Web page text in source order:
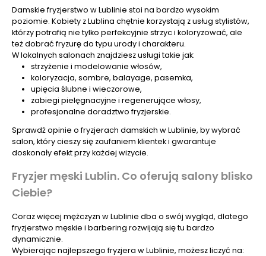
Damskie fryzjerstwo w Lublinie stoi na bardzo wysokim
poziomie. Kobiety z Lublina chętnie korzystają z usług stylistów,
którzy potrafią nie tylko perfekcyjnie strzyc i koloryzować, ale
też dobrać fryzurę do typu urody i charakteru.
W lokalnych salonach znajdziesz usługi takie jak:
strzyżenie i modelowanie włosów,
koloryzacja, sombre, balayage, pasemka,
upięcia ślubne i wieczorowe,
zabiegi pielęgnacyjne i regenerujące włosy,
profesjonalne doradztwo fryzjerskie.
Sprawdź opinie o fryzjerach damskich w Lublinie, by wybrać
salon, który cieszy się zaufaniem klientek i gwarantuje
doskonały efekt przy każdej wizycie.
Fryzjer męski Lublin. Co oferują salony blisko
Ciebie?
Coraz więcej mężczyzn w Lublinie dba o swój wygląd, dlatego
fryzjerstwo męskie i barbering rozwijają się tu bardzo
dynamicznie.
Wybierając najlepszego fryzjera w Lublinie, możesz liczyć na: